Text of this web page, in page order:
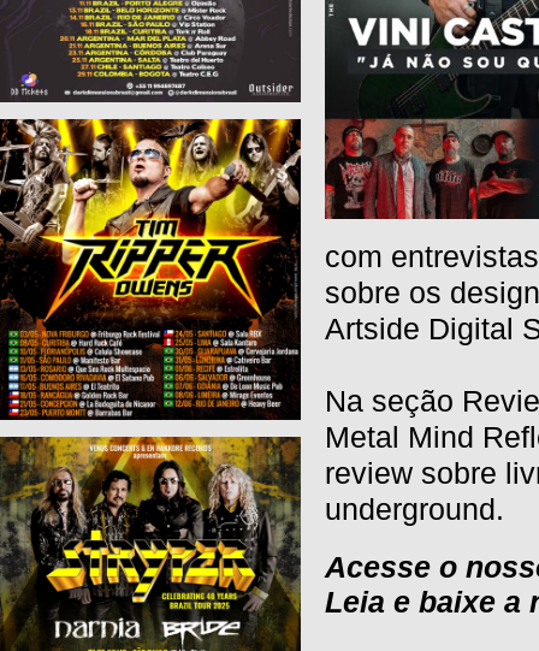
com
sobre os
Artside Digital
Na seção
Metal Mind
review sobre
underground.
Acesse o
Leia e baixe a